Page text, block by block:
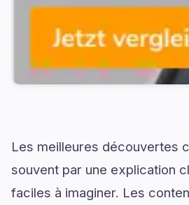
Les meilleures découvertes
souvent par une explication
faciles à imaginer. Les